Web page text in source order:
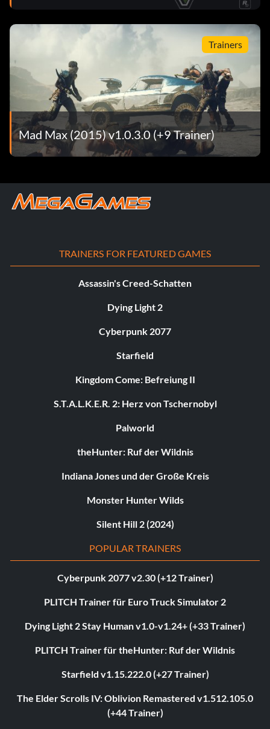
Trainers
Mad Max (2015) v1.0.3.0 (+9 Trainer)
TRAINERS FOR FEATURED GAMES
Assassin's Creed-Schatten
Dying Light 2
Cyberpunk 2077
Starfield
Kingdom Come: Befreiung II
S.T.A.L.K.E.R. 2: Herz von Tschernobyl
Palworld
theHunter: Ruf der Wildnis
Indiana Jones und der Große Kreis
Monster Hunter Wilds
Silent Hill 2 (2024)
POPULAR TRAINERS
Cyberpunk 2077 v2.30 (+12 Trainer)
PLITCH Trainer für Euro Truck Simulator 2
Dying Light 2 Stay Human v1.0-v1.24+ (+33 Trainer)
PLITCH Trainer für theHunter: Ruf der Wildnis
Starfield v1.15.222.0 (+27 Trainer)
The Elder Scrolls IV: Oblivion Remastered v1.512.105.0
(+44 Trainer)